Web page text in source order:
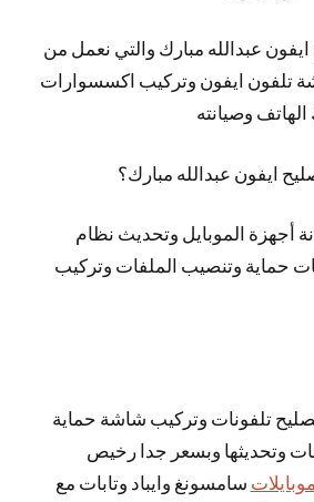
عبدالله مبارك والتي نعمل من
تلفون ايفون وتركيب اكسسوارات
وصيانته
ايفون عبدالله مبارك؟
أجهزة الموبايل وتحديث نظام
حماية وتنصيب الملفات وتركيب
تلفونات وتركيب شاشة حماية
وتحديثها وبسعر جدا رخيص
سامسونغ وايباد وتابات مع